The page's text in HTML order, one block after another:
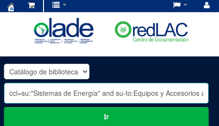
OLADE
-
Ir